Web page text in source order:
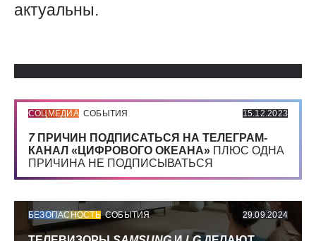
актуальны.
СОЦМЕДИА СОБЫТИЯ 15.12.2023
7 ПРИЧИН ПОДПИСАТЬСЯ НА ТЕЛЕГРАМ-
КАНАЛ «ЦИФРОВОГО ОКЕАНА» ПЛЮС ОДНА
ПРИЧИНА НЕ ПОДПИСЫВАТЬСЯ
БЕЗОПАСНОСТЬ СОБЫТИЯ 29.09.2024